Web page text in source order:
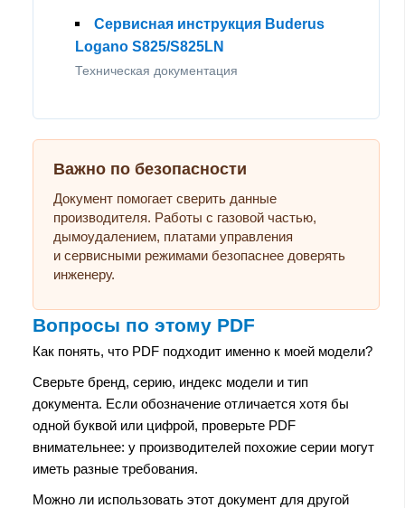
Сервисная инструкция Buderus
Logano S825/S825LN
Техническая документация
Важно по безопасности
Документ помогает сверить данные
производителя. Работы с газовой частью,
дымоудалением, платами управления
и сервисными режимами безопаснее доверять
инженеру.
Вопросы по этому PDF
Как понять, что PDF подходит именно к моей модели?
Сверьте бренд, серию, индекс модели и тип
документа. Если обозначение отличается хотя бы
одной буквой или цифрой, проверьте PDF
внимательнее: у производителей похожие серии могут
иметь разные требования.
Можно ли использовать этот документ для другой